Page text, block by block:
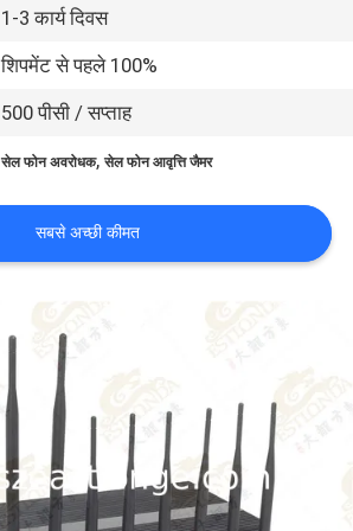
1-3 कार्य दिवस
शिपमेंट से पहले 100%
500 पीसी / सप्ताह
सेल फोन अवरोधक,सेल फोन आवृत्ति जैमर
सबसे अच्छी कीमत